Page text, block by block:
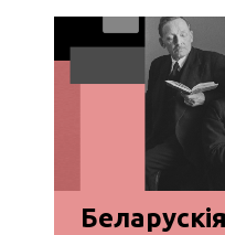
Беларускія